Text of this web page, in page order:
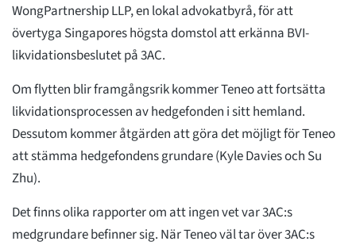
WongPartnership LLP, en lokal advokatbyrå, för att
övertyga Singapores högsta domstol att erkänna BVI-
likvidationsbeslutet på 3AC.
Om flytten blir framgångsrik kommer Teneo att fortsätta
likvidationsprocessen av hedgefonden i sitt hemland.
Dessutom kommer åtgärden att göra det möjligt för Teneo
att stämma hedgefondens grundare (Kyle Davies och Su
Zhu).
Det finns olika rapporter om att ingen vet var 3AC:s
medgrundare befinner sig. När Teneo väl tar över 3AC:s